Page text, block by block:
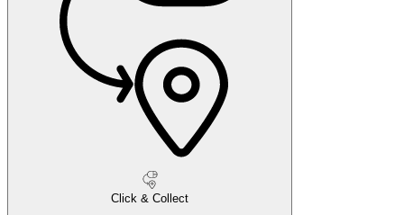
Click & Collect